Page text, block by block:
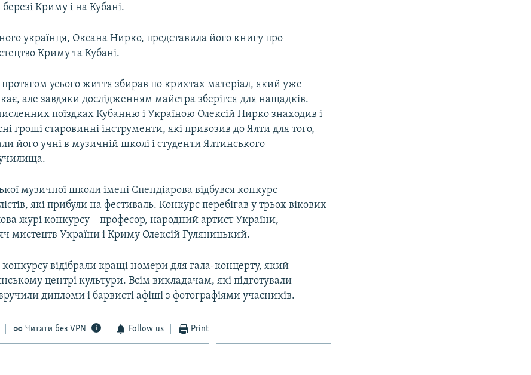
Криму і на Кубані.
українця, Оксана Нирко, представила його книгу про
Криму та Кубані.
усього життя збирав по крихтах матеріал, який уже
але завдяки дослідженням майстра зберігся для нащадків.
поїздках Кубанню і Україною Олексій Нирко знаходив і
гроші старовинні інструменти, які привозив до Ялти для того,
його учні в музичній школі і студенти Ялтинського
училища.
музичної школи імені Спендіарова відбувся конкурс
які прибули на фестиваль. Конкурс перебігав у трьох вікових
журі конкурсу – професор, народний артист України,
мистецтв України і Криму Олексій Гуляницький.
відібрали кращі номери для гала-концерту, який
центрі культури. Всім викладачам, які підготували
дипломи і барвисті афіші з фотографіями учасників.
Читати без VPN Follow us Print